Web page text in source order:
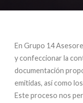
En Grupo 14
y confeccionar la
documentación
emitidas, así como
Este proceso nos